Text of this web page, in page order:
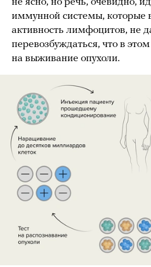
иммунной системы, которые
активность лимфоцитов, не
перевозбуждаться, что в
на выживание опухоли.